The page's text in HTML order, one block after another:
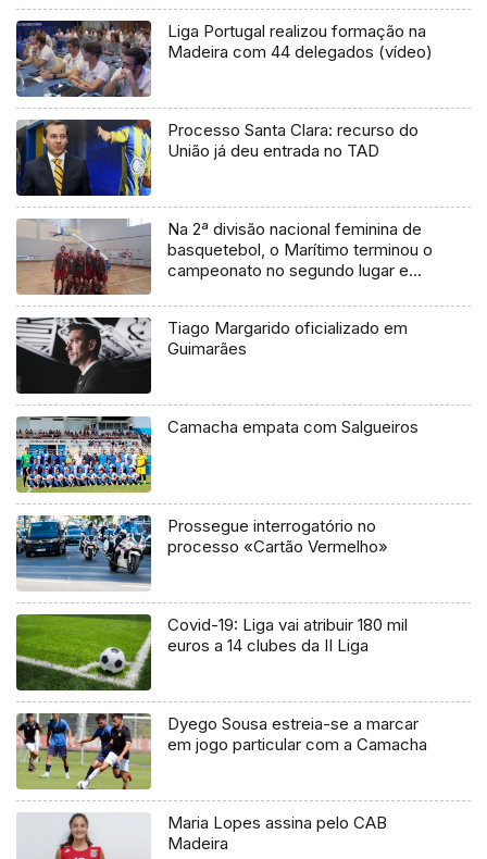
Liga Portugal realizou formação na
Madeira com 44 delegados (vídeo)
Processo Santa Clara: recurso do
União já deu entrada no TAD
Na 2ª divisão nacional feminina de
basquetebol, o Marítimo terminou o
campeonato no segundo lugar e
frente ao Tubarões por 73-43
Tiago Margarido oficializado em
Guimarães
Camacha empata com Salgueiros
Prossegue interrogatório no
processo «Cartão Vermelho»
Covid-19: Liga vai atribuir 180 mil
euros a 14 clubes da II Liga
Dyego Sousa estreia-se a marcar
em jogo particular com a Camacha
Maria Lopes assina pelo CAB
Madeira